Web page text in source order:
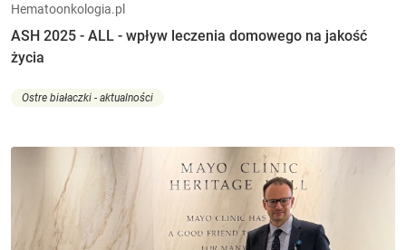
Hematoonkologia.pl
ASH 2025 - ALL - wpływ leczenia domowego na jakość
życia
Ostre białaczki - aktualności